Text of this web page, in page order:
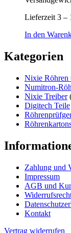
Lieferzeit 3 –
In den
Kategorien
Nixie Röhren
Numitron-
Nixie Treiber
Digitech Teile
Zahlung und
Impressum
AGB und
Kontakt
Vertrag widerrufen